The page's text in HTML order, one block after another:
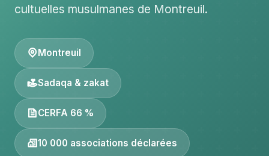
cultuelles musulmanes de Montreuil.
Montreuil
Sadaqa & zakat
CERFA 66 %
10 000 associations déclarées